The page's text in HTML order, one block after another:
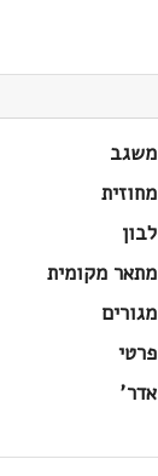
משגב
מחוזית
לבון
מתאר מקומית
מגורים
פרטי
אדר'